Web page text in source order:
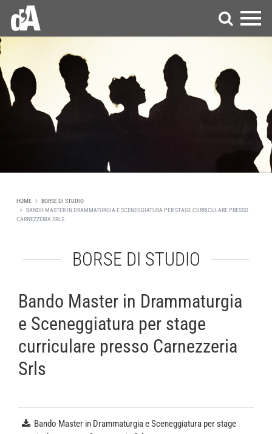
HOME
BORSE DI STUDIO
BANDO MASTER IN DRAMMATURGIA E SCENEGGIATURA PER STAGE CURRICULARE PRESSO
CARNEZZERIA SRLS
BORSE DI STUDIO
Bando Master in Drammaturgia
e Sceneggiatura per stage
curriculare presso Carnezzeria
Srls
Bando Master in Drammaturgia e Sceneggiatura per stage